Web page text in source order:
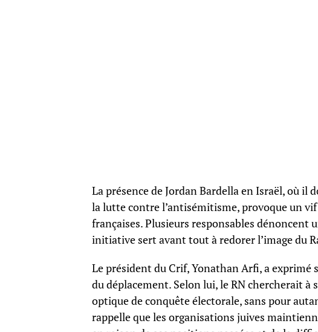
La présence de Jordan Bardella en Israël, où
la lutte contre l’antisémitisme, provoque un
françaises. Plusieurs responsables
initiative sert avant tout à redorer l’image du
Le président du Crif, Yonathan Arfi, a
du déplacement. Selon lui, le RN chercherait à
optique de conquête électorale, sans pour
rappelle que les organisations juives